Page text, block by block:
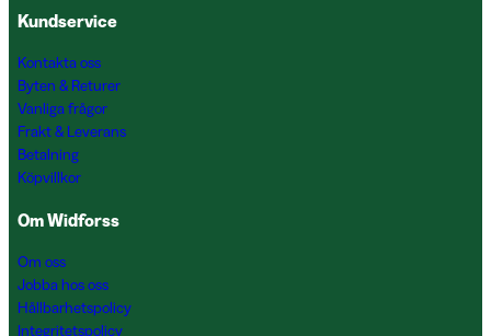
Kundservice
Kontakta oss
Byten & Returer
Vanliga frågor
Frakt & Leverans
Betalning
Köpvillkor
Om Widforss
Om oss
Jobba hos oss
Hållbarhetspolicy
Integritetspolicy